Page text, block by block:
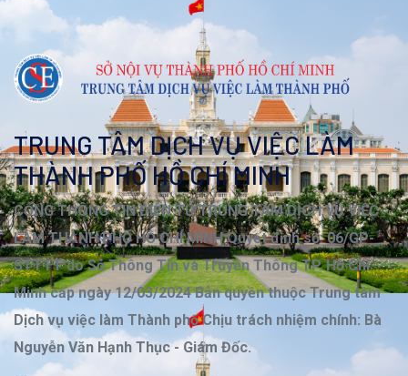
TRUNG TÂM DỊCH VỤ VIỆC LÀM
THÀNH PHỐ HỒ CHÍ MINH
CỔNG THÔNG TIN ĐIỆN TỬ TRUNG TÂM DỊCH VỤ VIỆC
LÀM THÀNH PHỐ HỒ CHÍ MINH Quyết định số: 06/GP-
STTTT do Sở Thông Tin và Truyền Thông TP. Hồ Chí
Minh cấp ngày 12/03/2024 Bản quyền thuộc Trung tâm
Dịch vụ việc làm Thành phố Chịu trách nhiệm chính: Bà
Nguyễn Văn Hạnh Thục - Giám Đốc.